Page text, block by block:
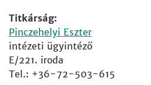
Titkárság:
Pinczehelyi Eszter
intézeti ügyintéző
E/221. iroda
Tel.: +36-72-503-615